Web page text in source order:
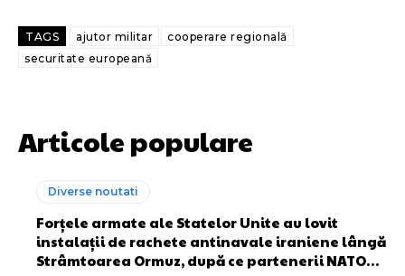
TAGS ajutor militar
cooperare regională
securitate europeană
Articole populare
Diverse noutati
Forțele armate ale Statelor Unite au lovit
instalații de rachete antinavale iraniene lângă
Strâmtoarea Ormuz, după ce partenerii NATO…